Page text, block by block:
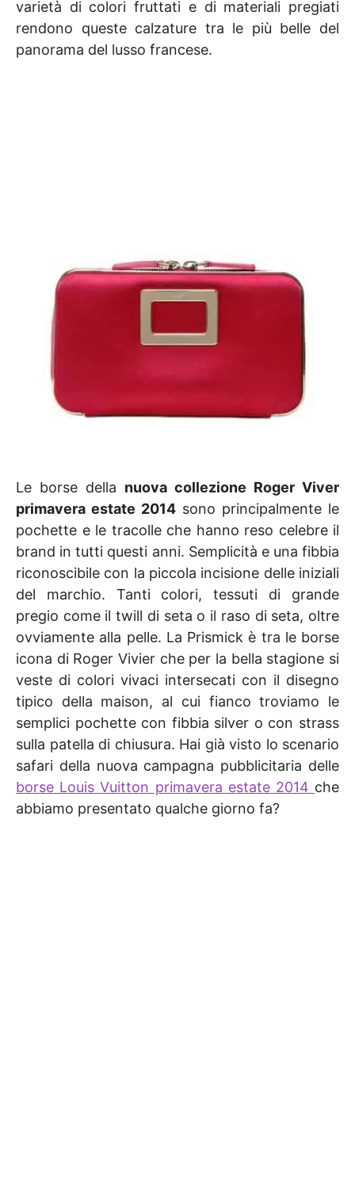
varietà di colori fruttati e di materiali pregiati
rendono queste calzature tra le più belle del
panorama del lusso francese.
Le borse della nuova collezione Roger Viver
primavera estate 2014 sono principalmente le
pochette e le tracolle che hanno reso celebre il
brand in tutti questi anni. Semplicità e una fibbia
riconoscibile con la piccola incisione delle iniziali
del marchio. Tanti colori, tessuti di grande
pregio come il twill di seta o il raso di seta, oltre
ovviamente alla pelle. La Prismick è tra le borse
icona di Roger Vivier che per la bella stagione si
veste di colori vivaci intersecati con il disegno
tipico della maison, al cui fianco troviamo le
semplici pochette con fibbia silver o con strass
sulla patella di chiusura. Hai già visto lo scenario
safari della nuova campagna pubblicitaria delle
borse Louis Vuitton primavera estate 2014 che
abbiamo presentato qualche giorno fa?